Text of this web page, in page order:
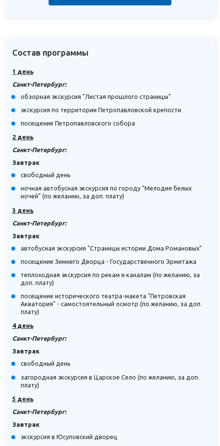
Состав программы
1 день
Санкт-Петербург:
обзорная экскурсия "Листая прошлого страницы"
экскурсия по территории Петропавловской крепости
посещение Петропавловского собора
2 день
Санкт-Петербург:
Завтрак
свободный день
ночная автобусная экскурсия по городу "Мелодия белых
ночей" (по желанию, за доп. плату)
3 день
Санкт-Петербург:
Завтрак
автобусная экскурсия "Страницы истории Дома Романовых"
посещение Зимнего Дворца - Государственного Эрмитажа
теплоходная экскурсия по рекам и каналам (по желанию, за
доп. плату)
посещение исторического театра-макета "Петровская
Акватория" - самостоятельный осмотр (по желанию, за доп.
плату)
4 день
Санкт-Петербург:
Завтрак
свободный день
загородная экскурсия в Царское Село (по желанию, за доп.
плату)
5 день
Санкт-Петербург:
Завтрак
экскурсия в Юсуповский дворец